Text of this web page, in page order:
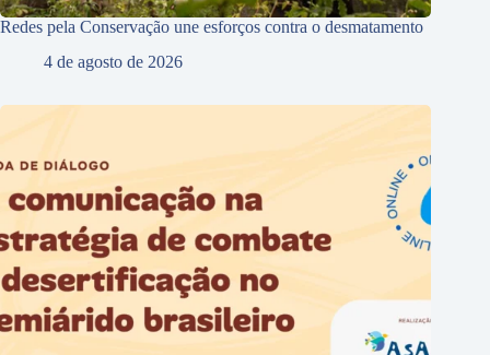
Redes pela Conservação une esforços contra o desmatamento
4 de agosto de 2026